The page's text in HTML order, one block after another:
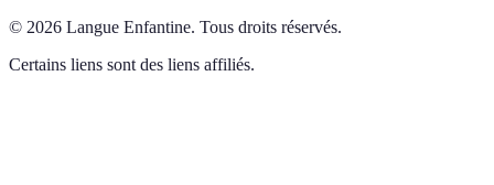
© 2026 Langue Enfantine. Tous droits réservés.
Certains liens sont des liens affiliés.